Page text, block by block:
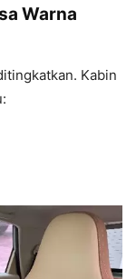
Warna
Kabin